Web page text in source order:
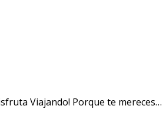
Viajando! Porque te mereces…